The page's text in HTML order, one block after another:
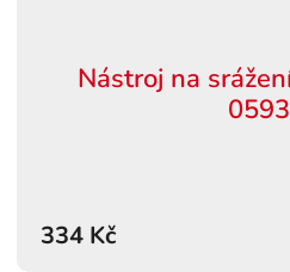
Nástroj na
334 Kč